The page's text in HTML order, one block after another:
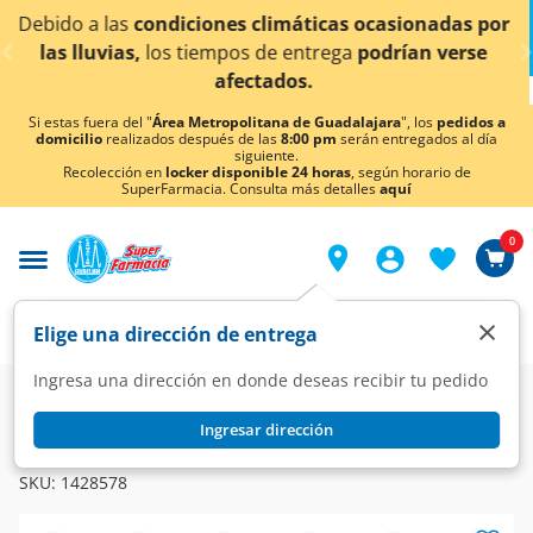
< div class="carousel-inner">
ocasionadas por
entregapodrían verse
¡Ahora también en
Si estas fuera del "Área Metropolitana de Guadalajara", los pedidos a
domicilio realizados después de las8:00 pm serán entregados al día
siguiente.
Recolección en locker disponible 24 horas, según horario de
SuperFarmacia. Consulta más detallesaquí
Elige una dirección de entrega
Ingresa una dirección en donde deseas recibir tu pedido
Ingresar dirección
×
0
Farmacia Visual Oftalmología
Klaridium 2,0mg/ml Suspensión Oftálmica, 5 ml.
SKU: 1428578